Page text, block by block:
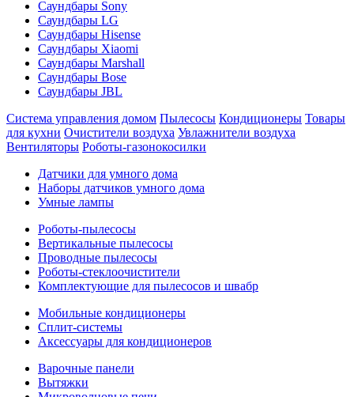
Саундбары Sony
Саундбары LG
Саундбары Hisense
Саундбары Xiaomi
Саундбары Marshall
Саундбары Bose
Саундбары JBL
Система управления домом Пылесосы Кондиционеры Товары
для кухни Очистители воздуха Увлажнители воздуха
Вентиляторы Роботы-газонокосилки
Датчики для умного дома
Наборы датчиков умного дома
Умные лампы
Роботы-пылесосы
Вертикальные пылесосы
Проводные пылесосы
Роботы-стеклоочистители
Комплектующие для пылесосов и швабр
Мобильные кондиционеры
Сплит-системы
Аксессуары для кондиционеров
Варочные панели
Вытяжки